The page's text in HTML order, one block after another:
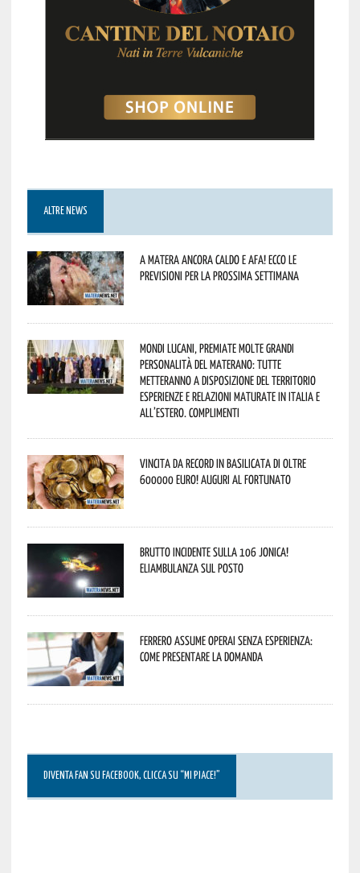
ALTRE NEWS
A Matera ancora caldo e afa! Ecco le
previsioni per la prossima settimana
Mondi lucani, premiate molte grandi
personalità del materano: tutte
metteranno a disposizione del territorio
esperienze e relazioni maturate in Italia e
all’estero. Complimenti
Vincita da record in Basilicata di oltre
600000 euro! Auguri al fortunato
Brutto incidente sulla 106 Jonica!
Eliambulanza sul posto
Ferrero assume operai senza esperienza:
come presentare la domanda
DIVENTA FAN SU FACEBOOK, CLICCA SU “MI PIACE!”